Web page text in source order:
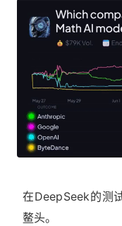
在DeepSeek的测
鳌头。